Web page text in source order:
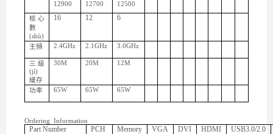
12900
12700
12500
核心
數
(shù)
16 12 6
主頻 2 .4GHz 2 1GHz 3.0GHz
三級
(jí)
緩存
30M 20M 12M
功率 65W 65W 65W
Ordering Information
Part Number PCH Memory VGA DVI HDMI USB3.0/2.0